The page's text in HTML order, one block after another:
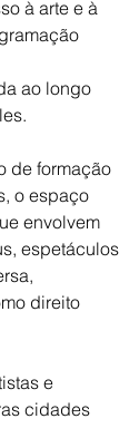
à arte e à
ao longo
de formação
o espaço
envolvem
espetáculos
direito
e
cidades